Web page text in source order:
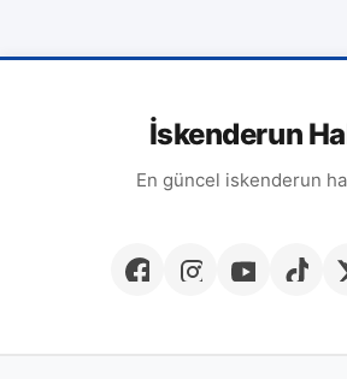
İskenderun
En güncel iskenderun